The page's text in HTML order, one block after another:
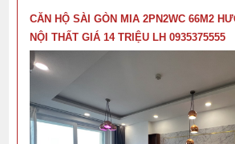
CĂN HỘ SÀI GÒN MIA 2PN2WC 66M2
NỘI THẤT GIÁ 14 TRIỆU LH 0935375555